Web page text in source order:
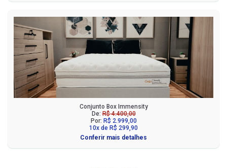
Conjunto Box Immensity
De:R$ 4.400,00
Por: R$ 2.999,00
10x de R$ 299,90
Conferir mais detalhes